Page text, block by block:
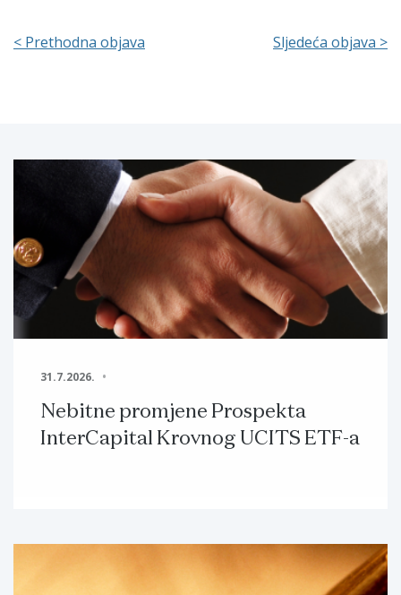
< Prethodna objava Sljedeća objava >
31.7.2026.
Nebitne promjene Prospekta
InterCapital Krovnog UCITS ETF-a